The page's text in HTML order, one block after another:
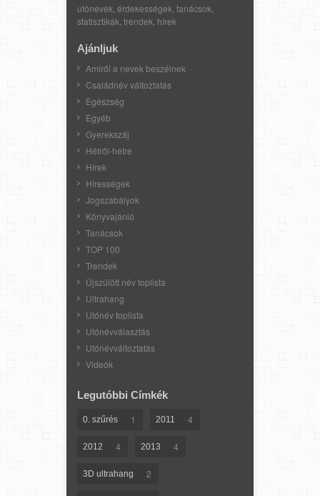
utónevek, érdekességek, tanácsok,
statisztikák, trendek, hírek
Ajánljuk
Amiről a nevek beszélnek
Családnév változtatás
Egészség
Egyéb
Gyerekszáj
Hétről-hétre
Hírek
Hírességek
Jogszabályok
Könyvajánló
Tanácsok
TOP 100
Trendek
Újszülött név toplista
Ultrahang
Utónév toplista
Utónévválasztás
Utónévváltoztatás
Videók
Legutóbbi Címkék
0. szűrés 1 2011 4
2012 4 2013 4
3D ultrahang 2